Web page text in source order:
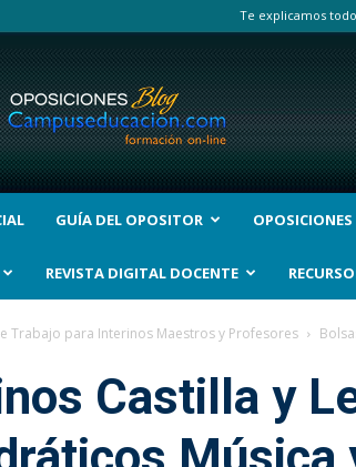
Te explicamos
GUÍA DEL OPOSITOR OPOSICIONES
REVISTA DIGITAL DOCENTE
Trabajo para Interinos Maestros y Profesores
Castilla y